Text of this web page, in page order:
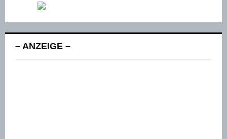
– ANZEIGE –